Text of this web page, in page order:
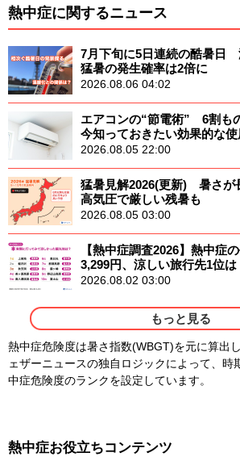
熱中症に関するニュース
7月下旬に5日連続の酷暑日
猛暑の発生確率は2倍に
2026.08.06 04:02
エアコンの“節電術” 6割も
今知っておきたい効果的な
2026.08.05 22:00
猛暑見解2026(更新) 暑さが
高気圧で厳しい残暑も
2026.08.05 03:00
【熱中症調査2026】熱中症
3,299円、涼しい旅行先1位は
2026.08.02 03:00
もっと見る
熱中症危険度は暑さ指数(WBGT)を元に算出
ェザーニュースの独自ロジックによって、時
中症危険度のランクを設定しています。
熱中症お役立ちコンテンツ